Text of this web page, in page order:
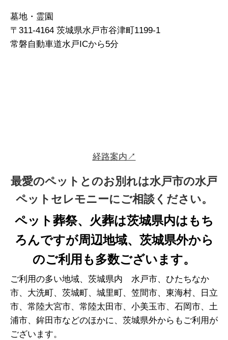
墓地・霊園
〒311-4164 茨城県水戸市谷津町1199-1
常磐自動車道水戸ICから5分
経路案内↗
最愛のペットとのお別れは水戸市の水戸
ペットセレモニーにご相談ください。
ペット葬祭、火葬は茨城県内はもち
ろんですが周辺地域、茨城県外から
のご利用も多数ございます。
ご利用の多い地域、茨城県内 水戸市、ひたちなか
市、大洗町、茨城町、城里町、笠間市、東海村、日立
市、常陸大宮市、常陸太田市、小美玉市、石岡市、土
浦市、鉾田市などのほかに、茨城県外からもご利用が
ございます。